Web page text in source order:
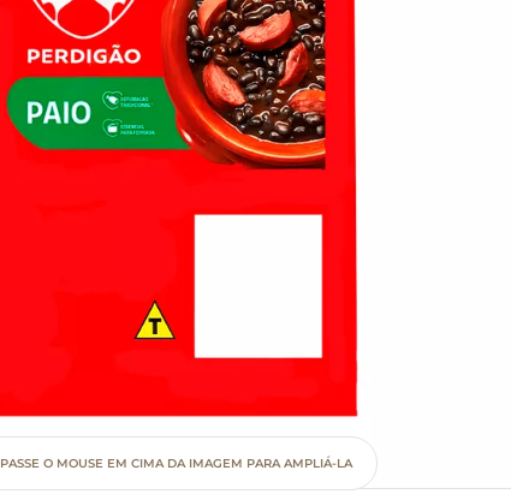
PASSE O MOUSE EM CIMA DA IMAGEM PARA AMPLIÁ-LA